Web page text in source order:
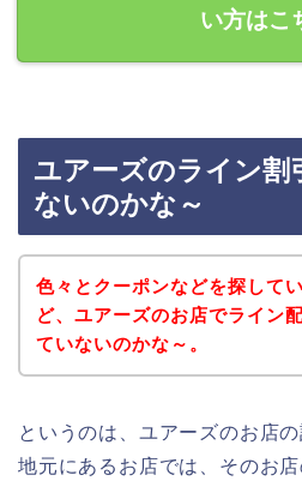
い方はこ
ユアーズのライン割
ないのかな～
色々とクーポンなどを探して
ど、ユアーズのお店でライン
ていないのかな～。
というのは、ユアーズのお店
地元にあるお店では、そのお